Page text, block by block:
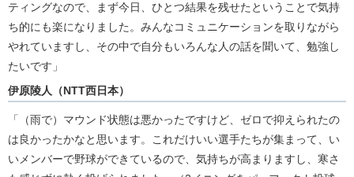
ティングなので、まず今日、ひとつ結果を残せたということで気持
ち的にも楽になりました。みんなコミュニケーションを取りながら
やれていますし、その中で自分もいろんな人の話を聞いて、勉強し
たいです」
伊原陵人（NTT西日本）
「（雨で）マウンド状態は悪かったですけど、ゼロで抑えられたの
は良かったかなと思います。これだけいい選手たちが集まって、い
いメンバーで野球ができているので、気持ちが高まりますし、寒さ